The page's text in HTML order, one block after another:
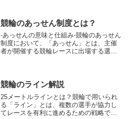
と持久力が必要で、他の選手が協力して
追走してくる場合は、逃げ切るのが難し
いとされています。
競輪のあっせん制度とは？
-あっせんの意味と仕組み-競輪のあっせん
制度において、「あっせん」とは、主催
者が開催する競輪レースに出場する選手
手を選出し、開催日程と出走するレース
を指定します。あっせんは、公平性と公
正性を確保するために行われています。
主催者は、選手の実績や状態を考慮して
選手を決定し、特定の選手に有利になる
競輪のライン解説
25メートルラインとは？競輪で用いられ
る「ライン」とは、複数の選手が協力し
てレースを有利に進めるための戦略で